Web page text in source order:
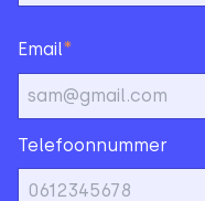
Email*
Telefoonnummer